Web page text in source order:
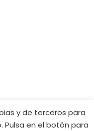
2026
y de terceros para
Pulsa en el botón para